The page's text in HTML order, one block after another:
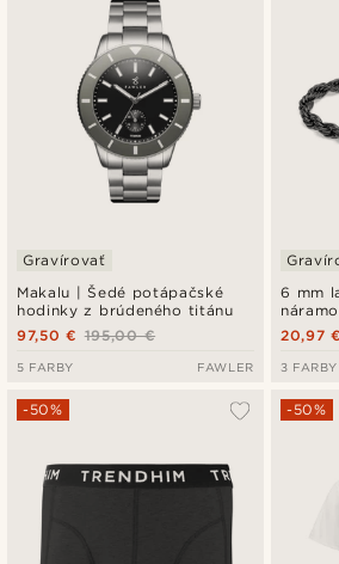
Makalu | Šedé potápačské
hodinky z brúdeného titánu
Gravírovať
195,00 €
97,50 €
5 FARBY FAWLER
6 mm
20,97 €
3 FARBY
-50% -50%